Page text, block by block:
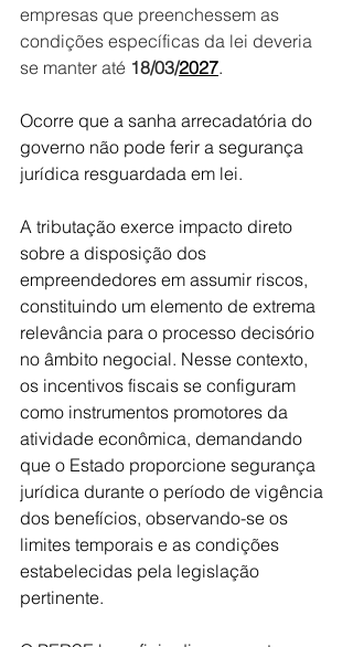
empresas que preenchessem as
condições específicas da lei deveria
se manter até 18/03/2027.
Ocorre que a sanha arrecadatória do
governo não pode ferir a segurança
jurídica resguardada em lei.
A tributação exerce impacto direto
sobre a disposição dos
empreendedores em assumir riscos,
constituindo um elemento de extrema
relevância para o processo decisório
no âmbito negocial. Nesse contexto,
os incentivos fiscais se configuram
como instrumentos promotores da
atividade econômica, demandando
que o Estado proporcione segurança
jurídica durante o período de vigência
dos benefícios, observando-se os
limites temporais e as condições
estabelecidas pela legislação
pertinente.